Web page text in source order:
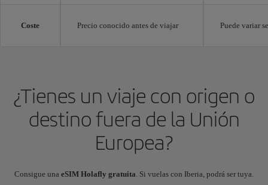
Coste Precio conocido antes de viajar Puede variar
¿Tienes un viaje con origen o
destino fuera de la Unión
Europea?
Consigue una eSIM Holafly gratuita . Si vuelas con Iberia, podrá ser tuya.